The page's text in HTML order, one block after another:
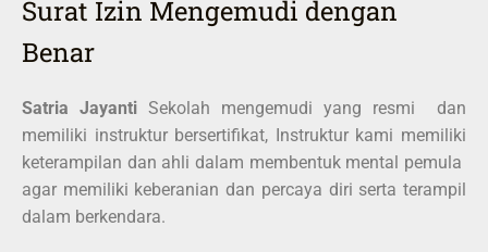
Surat Izin Mengemudi dengan
Benar
Satria Jayanti Sekolah mengemudi yang resmi dan
memiliki instruktur bersertifikat, Instruktur kami memiliki
keterampilan dan ahli dalam membentuk mental pemula
agar memiliki keberanian dan percaya diri serta terampil
dalam berkendara.